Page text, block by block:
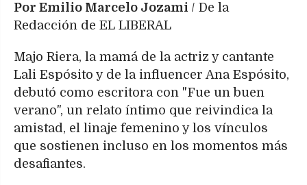
Por Emilio Marcelo Jozami / De la
Redacción de EL LIBERAL
Majo Riera, la mamá de la actriz y cantante
Lali Espósito y de la influencer Ana Espósito,
debutó como escritora con "Fue un buen
verano", un relato íntimo que reivindica la
amistad, el linaje femenino y los vínculos
que sostienen incluso en los momentos más
desafiantes.